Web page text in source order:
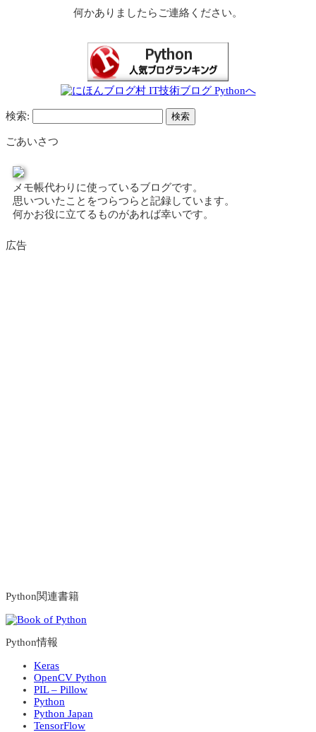
何かありましたらご連絡ください。
検索:
ごあいさつ
メモ帳代わりに使っているブログです。
思いついたことをつらつらと記録しています。
何かお役に立てるものがあれば幸いです。
広告
Python関連書籍
Python情報
Keras
OpenCV Python
PIL – Pillow
Python
Python Japan
TensorFlow